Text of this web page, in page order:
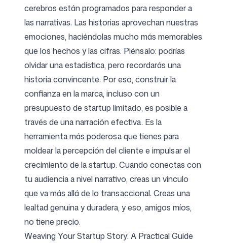
cerebros están programados para responder a
las narrativas. Las historias aprovechan nuestras
emociones, haciéndolas mucho más memorables
que los hechos y las cifras. Piénsalo: podrías
olvidar una estadística, pero recordarás una
historia convincente. Por eso, construir la
confianza en la marca, incluso con un
presupuesto de startup limitado, es posible a
través de una narración efectiva. Es la
herramienta más poderosa que tienes para
moldear la percepción del cliente e impulsar el
crecimiento de la startup. Cuando conectas con
tu audiencia a nivel narrativo, creas un vínculo
que va más allá de lo transaccional. Creas una
lealtad genuina y duradera, y eso, amigos míos,
no tiene precio.
Weaving Your Startup Story: A Practical Guide